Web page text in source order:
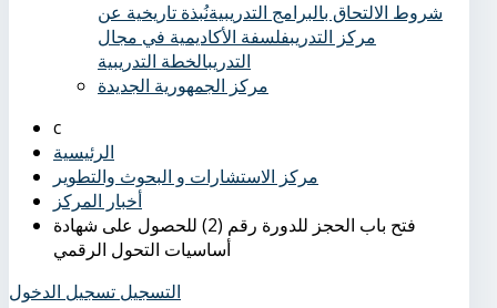
شروط الالتحاق بالبرامج التدريبيةنُبذة تاريخية عن
مركز التدريبفلسفة الأكاديمية في مجال
التدريبالخطة التدريبية
مركز الجمهورية الجديدة
الرئيسية
مركز الاستشارات و البحوث والتطوير
أخبار المركز
فتح باب الحجز للدورة رقم (2) للحصول على شهادة
أساسيات التحول الرقمي
التسجيل تسجيل الدخول